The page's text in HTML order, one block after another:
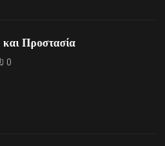
και Προστασία
0